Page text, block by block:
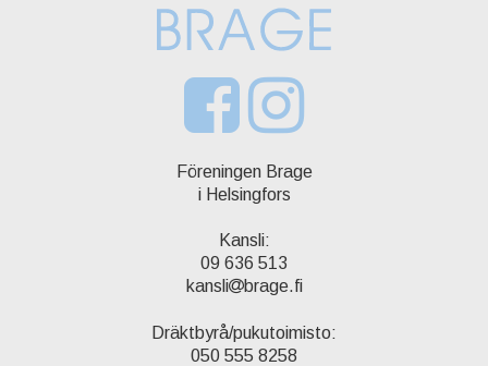
Föreningen Brage
i Helsingfors
Kansli:
09 636 513
kansli
brage.fi
Dräktbyrå/pukutoimisto:
050 555 8258